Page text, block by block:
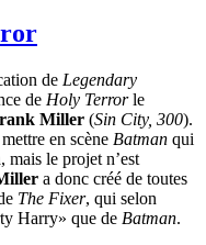
de Legendary
de Holy Terrorle
Miller (Sin City, 300).
en scène Batman qui
mais le projet n’est
a donc créé de toutes
The Fixer, qui selon
Harry» que de Batman.